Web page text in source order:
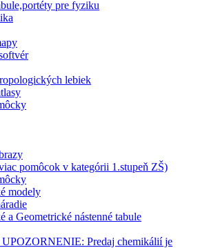
pre fyziku
lebiek
pomôcok v kategórii 1.stupeň ZŠ)
modely
a Geometrické nástenné tabule
UPOZORNENIE: Predaj chemikálií je